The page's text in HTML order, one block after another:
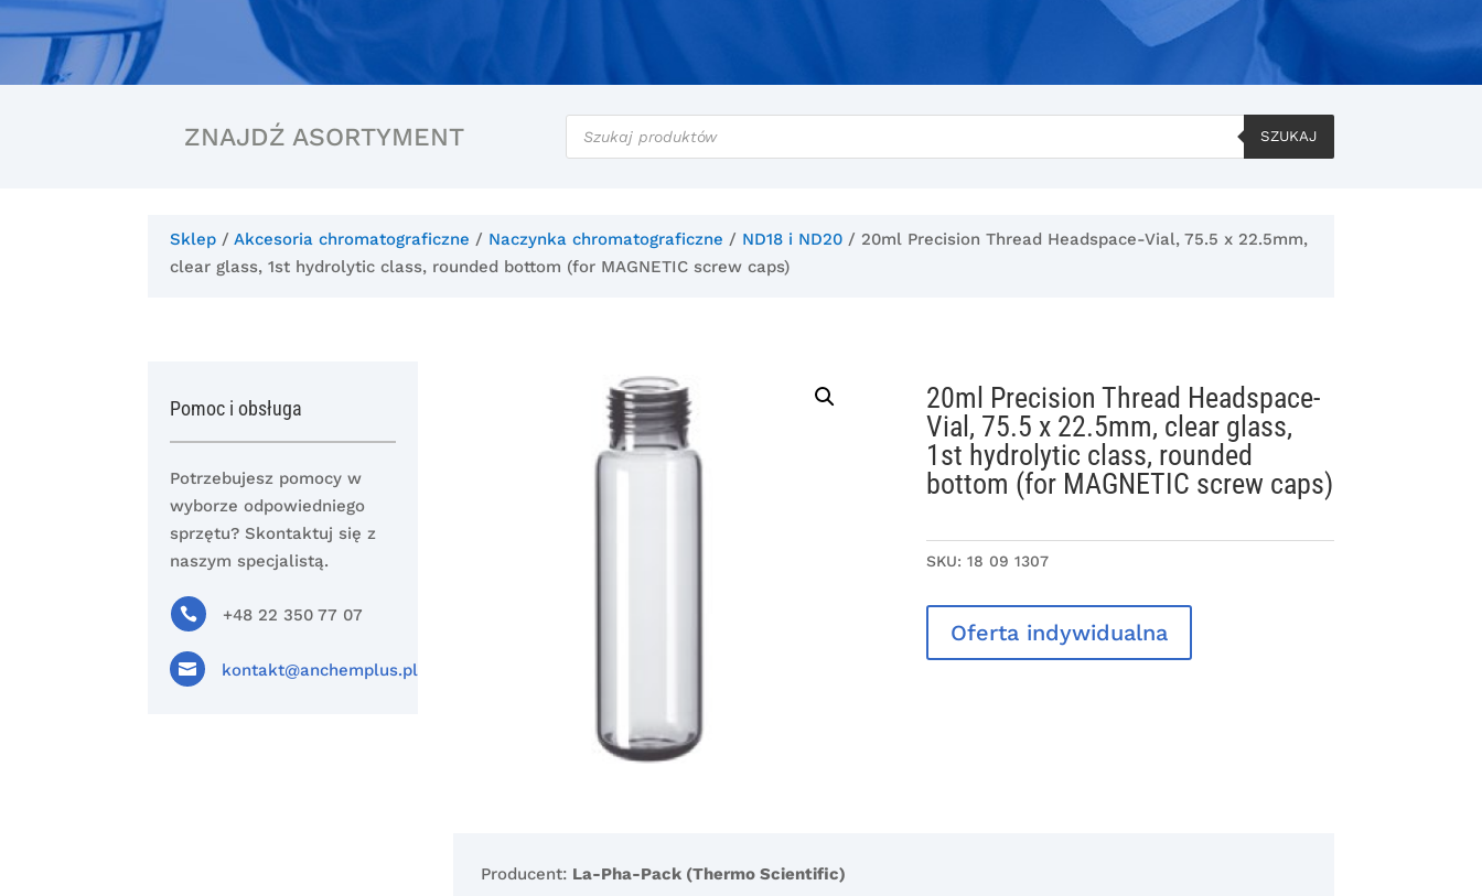
ZNAJDŹ ASORTYMENT
Wyszukiwarka
produktów
SZUKAJ
Sklep /Akcesoria chromatograficzne / Naczynka chromatograficzne / ND18 i ND20 / 20ml Precision Thread Headspace-Vial, 75.5 x 22.5mm,
clear glass, 1st hydrolytic class, rounded bottom (for MAGNETIC screw caps)
Pomoc i obsługa
Potrzebujesz pomocy w
wyborze odpowiedniego
sprzętu? Skontaktuj się z
naszym specjalistą.
 +48 22 350 77 07
 kontakt@anchemplus.pl
20ml Precision Thread Headspace-
Vial, 75.5 x 22.5mm, clear glass,
1st hydrolytic class, rounded
bottom (for MAGNETIC screw caps)
SKU:18 09 1307
Oferta indywidualna
Producent: La-Pha-Pack (Thermo Scientific)